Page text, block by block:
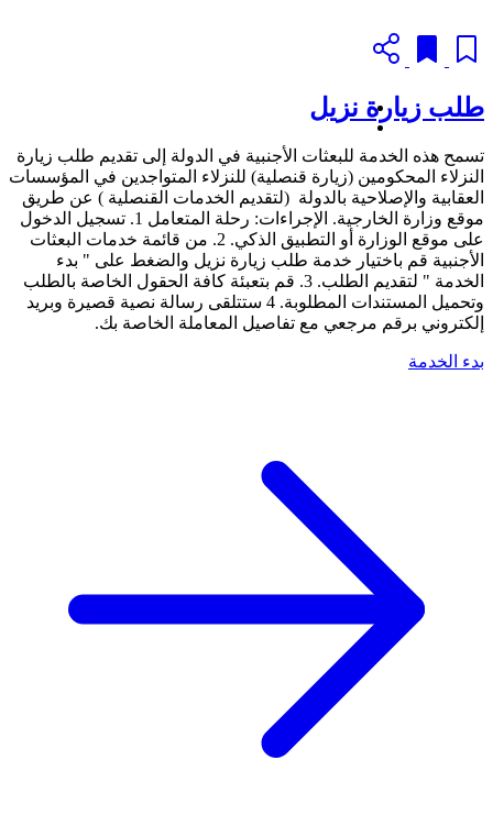
طلب زيارة نزيل
تسمح هذه الخدمة للبعثات الأجنبية في الدولة إلى تقديم طلب زيارة
النزلاء المحكومين (زيارة قنصلية) للنزلاء المتواجدين في المؤسسات
العقابية والإصلاحية بالدولة (لتقديم الخدمات القنصلية ) عن طريق
موقع وزارة الخارجية. الإجراءات: رحلة المتعامل 1. تسجيل الدخول
على موقع الوزارة أو التطبيق الذكي. 2. من قائمة خدمات البعثات
الأجنبية قم باختيار خدمة طلب زيارة نزيل والضغط على " بدء
الخدمة " لتقديم الطلب. 3. قم بتعبئة كافة الحقول الخاصة بالطلب
وتحميل المستندات المطلوبة. 4 ستتلقى رسالة نصية قصيرة وبريد
إلكتروني برقم مرجعي مع تفاصيل المعاملة الخاصة بك.
بدء الخدمة